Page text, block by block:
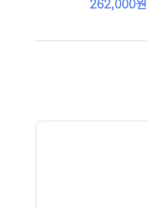
262,000원